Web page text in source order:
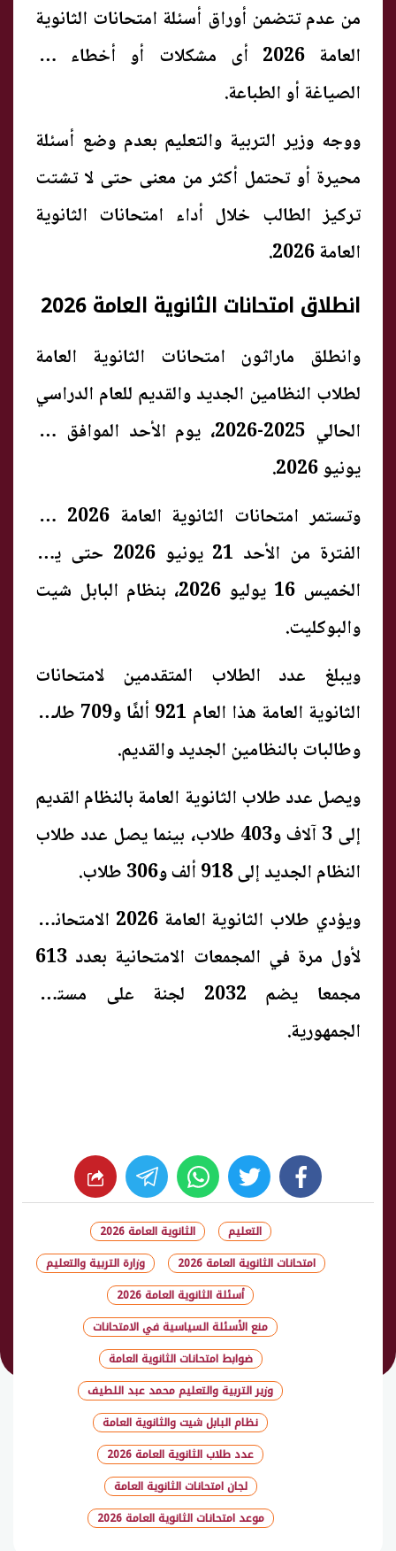
من عدم تتضمن أوراق أسئلة امتحانات الثانوية
العامة 2026 أى مشكلات أو أخطاء فى
الصياغة أو الطباعة.
ووجه وزير التربية والتعليم بعدم وضع أسئلة
محيرة أو تحتمل أكثر من معنى حتى لا تشتت
تركيز الطالب خلال أداء امتحانات الثانوية
العامة 2026.
انطلاق امتحانات الثانوية العامة 2026
وانطلق ماراثون امتحانات الثانوية العامة
لطلاب النظامين الجديد والقديم للعام الدراسي
الحالي 2025-2026، يوم الأحد الموافق 21
يونيو 2026.
وتستمر امتحانات الثانوية العامة 2026 في
الفترة من الأحد 21 يونيو 2026 حتى يوم
الخميس 16 يوليو 2026، بنظام البابل شيت
والبوكليت.
ويبلغ عدد الطلاب المتقدمين لامتحانات
الثانوية العامة هذا العام 921 ألفًا و709 طلاب
وطالبات بالنظامين الجديد والقديم.
ويصل عدد طلاب الثانوية العامة بالنظام القديم
إلى 3 آلاف و403 طلاب، بينما يصل عدد طلاب
النظام الجديد إلى 918 ألف و306 طلاب.
ويؤدي طلاب الثانوية العامة 2026 الامتحانات
لأول مرة في المجمعات الامتحانية بعدد 613
مجمعا يضم 2032 لجنة على مستوى
الجمهورية.
facebook
twitter
whats
التعليم
الثانوية العامة 2026
امتحانات الثانوية العامة 2026
وزارة التربية والتعليم
أسئلة الثانوية العامة 2026
منع الأسئلة السياسية في الامتحانات
ضوابط امتحانات الثانوية العامة
وزير التربية والتعليم محمد عبد اللطيف
نظام البابل شيت والثانوية العامة
عدد طلاب الثانوية العامة 2026
لجان امتحانات الثانوية العامة
موعد امتحانات الثانوية العامة 2026